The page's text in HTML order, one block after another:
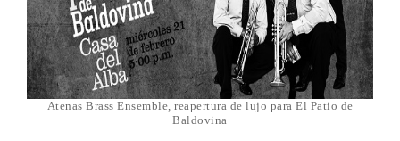
Atenas Brass Ensemble, reapertura de lujo para El Patio de
Baldovina